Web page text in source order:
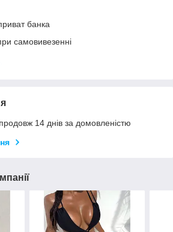
банка
самовивезенні
14 днів за домовленістю